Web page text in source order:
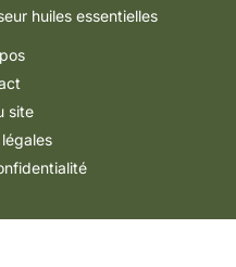
huiles essentielles
site